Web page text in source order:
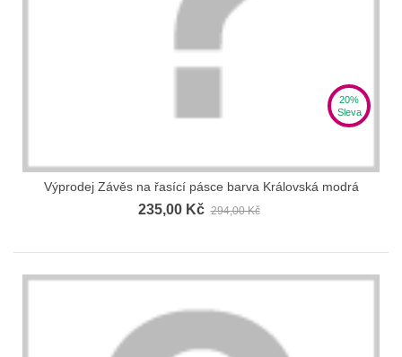
20%
Sleva
Výprodej Závěs na řasící pásce barva Královská modrá
235,00 Kč 294,00 Kč